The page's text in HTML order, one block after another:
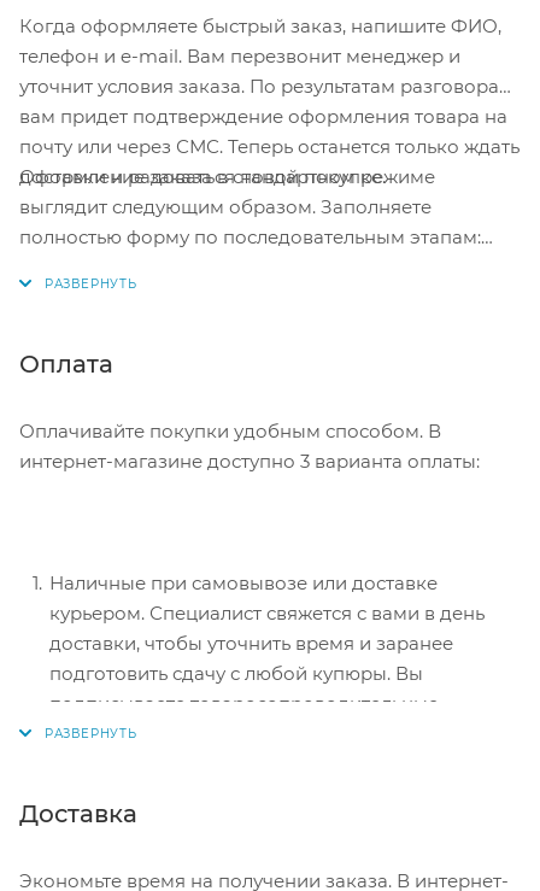
Когда оформляете быстрый заказ, напишите ФИО,
телефон и e-mail. Вам перезвонит менеджер и
уточнит условия заказа. По результатам разговора
вам придет подтверждение оформления товара на
почту или через СМС. Теперь останется только ждать
доставки и радоваться новой покупке.
Оформление заказа в стандартном режиме
выглядит следующим образом. Заполняете
полностью форму по последовательным этапам:
Нажмите кнопку «Оформить заказ».
Оплата
Оплачивайте покупки удобным способом. В
интернет-магазине доступно 3 варианта оплаты:
Наличные при самовывозе или доставке
курьером. Специалист свяжется с вами в день
доставки, чтобы уточнить время и заранее
подготовить сдачу с любой купюры. Вы
подписываете товаросопроводительные
документы, вносите денежные средства,
Доставка
Экономьте время на получении заказа. В интернет-